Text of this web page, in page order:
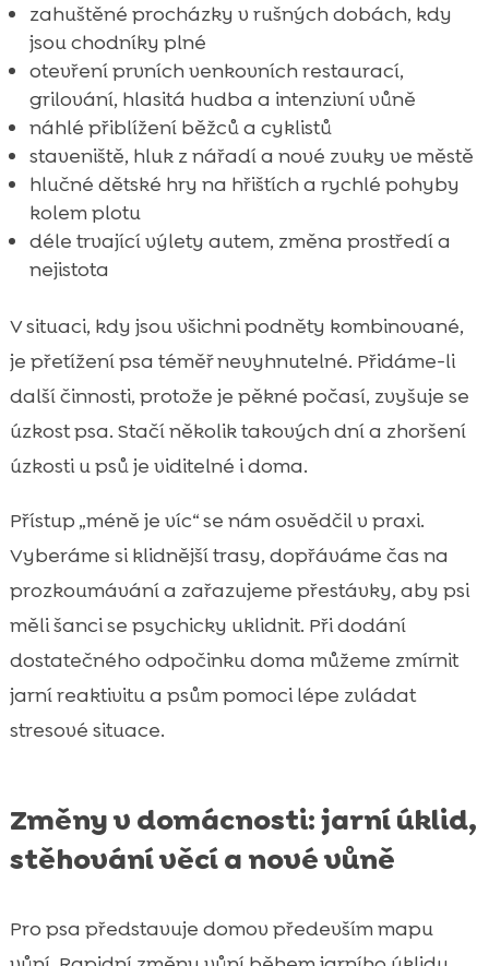
zahuštěné procházky v rušných dobách, kdy
jsou chodníky plné
otevření prvních venkovních restaurací,
grilování, hlasitá hudba a intenzivní vůně
náhlé přiblížení běžců a cyklistů
staveniště, hluk z nářadí a nové zvuky ve městě
hlučné dětské hry na hřištích a rychlé pohyby
kolem plotu
déle trvající výlety autem, změna prostředí a
nejistota
V situaci, kdy jsou všichni podněty kombinované,
je přetížení psa téměř nevyhnutelné. Přidáme-li
další činnosti, protože je pěkné počasí, zvyšuje se
úzkost psa. Stačí několik takových dní a zhoršení
úzkosti u psů je viditelné i doma.
Přístup „méně je víc“ se nám osvědčil v praxi.
Vyberáme si klidnější trasy, dopřáváme čas na
prozkoumávání a zařazujeme přestávky, aby psi
měli šanci se psychicky uklidnit. Při dodání
dostatečného odpočinku doma můžeme zmírnit
jarní reaktivitu a psům pomoci lépe zvládat
stresové situace.
Změny v domácnosti: jarní úklid,
stěhování věcí a nové vůně
Pro psa představuje domov především mapu